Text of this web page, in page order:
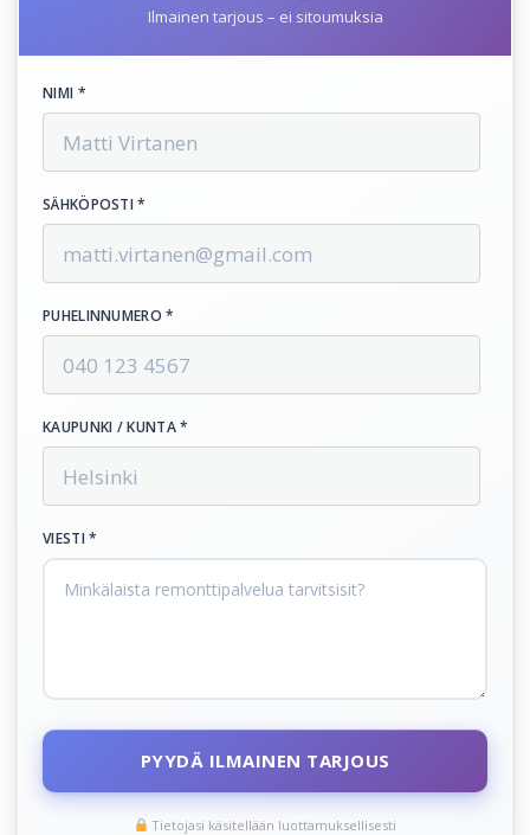
Ilmainen tarjous – ei sitoumuksia
NIMI *
SÄHKÖPOSTI *
PUHELINNUMERO *
KAUPUNKI / KUNTA *
VIESTI *
PYYDÄ ILMAINEN TARJOUS
Tietojasi käsitellään luottamuksellisesti